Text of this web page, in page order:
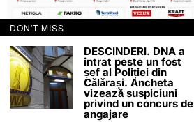
C.C
DON'T MISS
DESCINDERI. DNA a
intrat peste un fost
șef al Poliției din
Călărași. Ancheta
vizează suspiciuni
privind un concurs de
angajare